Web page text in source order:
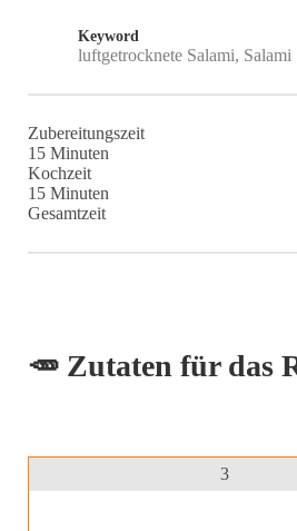
Keyword
luftgetrocknete Salami,
Zubereitungszeit
15Minuten
Minuten
Kochzeit
15Minuten
Minuten
Gesamtzeit
🥕 Zutaten für das
3